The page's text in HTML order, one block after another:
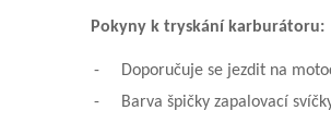
Pokyny k tryskání karburátoru:
-
Doporučuje se jezdit na
-
Barva špičky zapalovací